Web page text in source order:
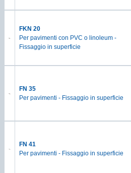
FKN 20
Per pavimenti con PVC o linoleum -
Fissaggio in superficie
FN 35
Per pavimenti - Fissaggio in superficie
FN 41
Per pavimenti - Fissaggio in superficie